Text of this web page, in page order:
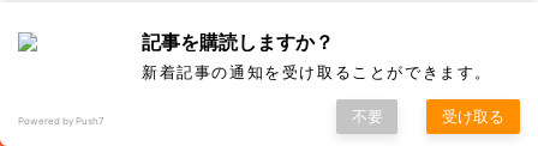
３．紫根絞りのきものに
①盛岡の紫根にインドの茜？
記事を購読しますか？
新着記事の通知を受け取ることができます。
Powered by Push7 不要 受け取る